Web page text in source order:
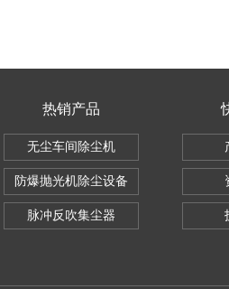
热销产品
无尘车间除尘机
防爆抛光机除尘设备
脉冲反吹集尘器